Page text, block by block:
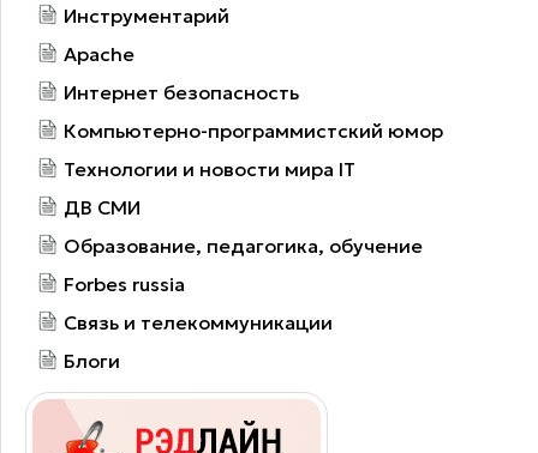
Инструментарий
Apache
Интернет безопасность
Компьютерно-программистский юмор
Технологии и новости мира IT
ДВ СМИ
Образование, педагогика, обучение
Forbes russia
Связь и телекоммуникации
Блоги